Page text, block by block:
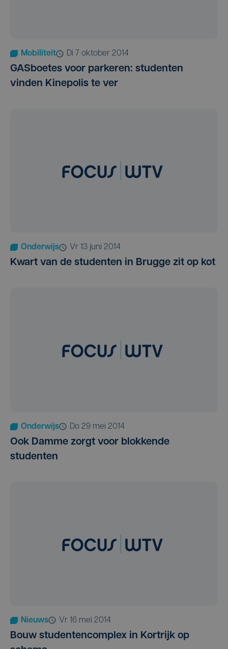
Mobiliteit di 7 oktober 2014
GASboetes voor parkeren: studenten
vinden Kinepolis te ver
Onderwijs vr 13 juni 2014
Kwart van de studenten in Brugge zit op kot
Onderwijs do 29 mei 2014
Ook Damme zorgt voor blokkende
studenten
Nieuws vr 16 mei 2014
Bouw studentencomplex in Kortrijk op